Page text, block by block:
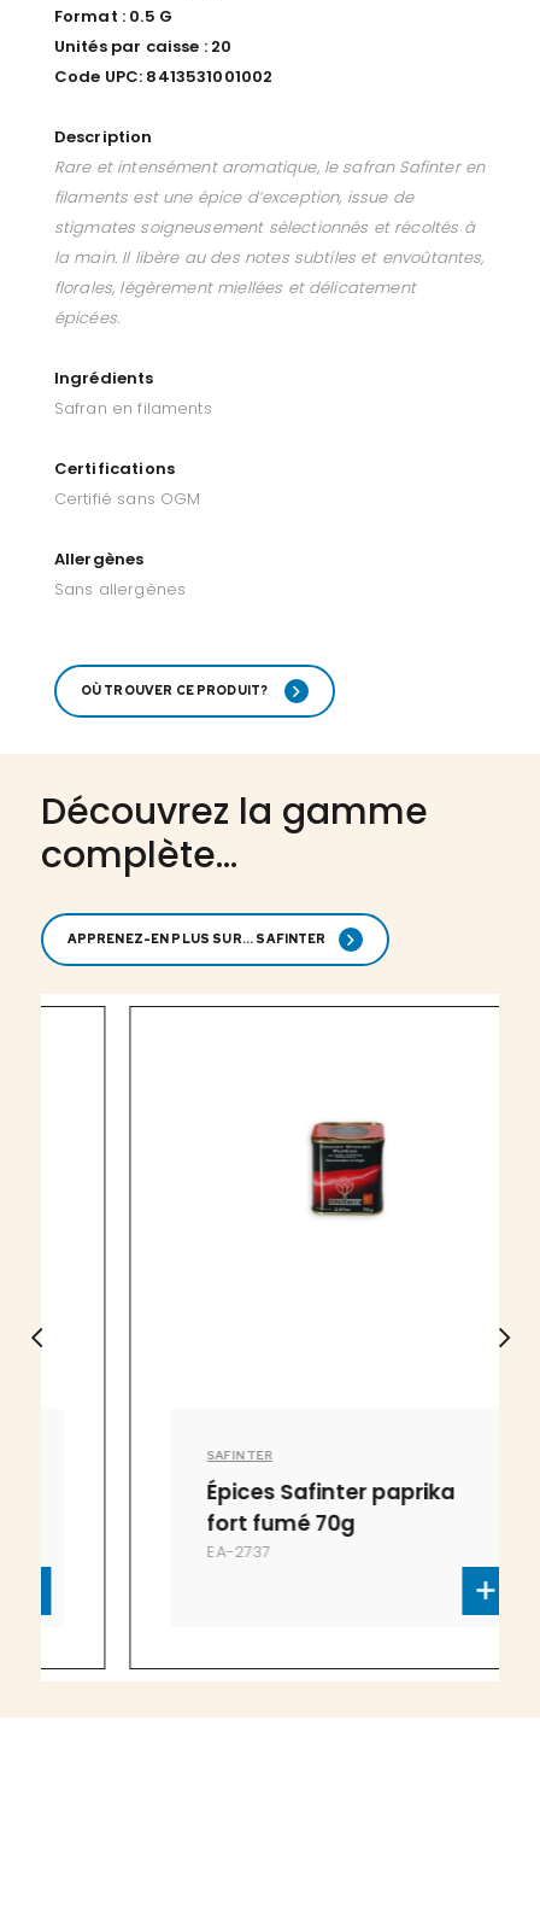
Format : 0.5 G
Unités par caisse : 20
Code UPC: 8413531001002
Description
Rare et intensément aromatique, le safran Safinter en
filaments est une épice d’exception, issue de
stigmates soigneusement sélectionnés et récoltés à
la main. Il libère au des notes subtiles et envoûtantes,
florales, légèrement miellées et délicatement
épicées.
Ingrédients
Safran en filaments
Certifications
Certifié sans OGM
Allergènes
Sans allergènes
OÙ TROUVER CE PRODUIT?
Découvrez la gamme
complète...
APPRENEZ-EN PLUS SUR... SAFINTER
SAFINTER
Épices Safinter paprika
fort fumé 70g
EA-2737